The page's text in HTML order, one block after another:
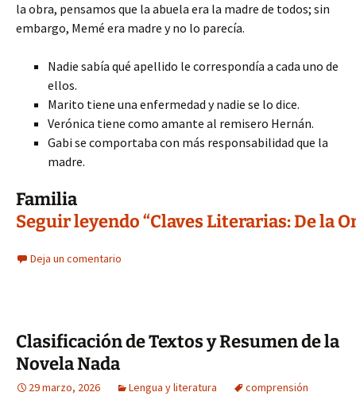
la obra, pensamos que la abuela era la madre de todos; sin
embargo, Memé era madre y no lo parecía.
Nadie sabía qué apellido le correspondía a cada uno de
ellos.
Marito tiene una enfermedad y nadie se lo dice.
Verónica tiene como amante al remisero Hernán.
Gabi se comportaba con más responsabilidad que la
madre.
Familia
Seguir leyendo “Claves Literarias: De la
Deja un comentario
Clasificación de Textos y Resumen de la
Novela Nada
29 marzo, 2026 Lengua y literatura
comprensión